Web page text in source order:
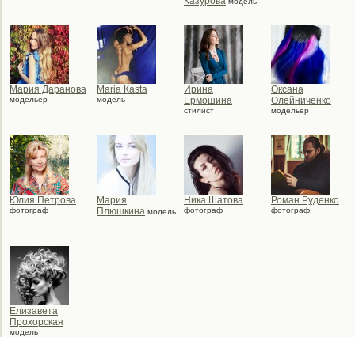
Мария Даранова
модельер
Мaria Кasta
модель
Ирина
Ермошина
стилист
Оксана
Олейниченко
модельер
Юлия Петрова
фотограф
Мария
Плюшкина модель
Ника Шатова
фотограф
Роман Руденко
фотограф
Елизавета
Прохорская
модель